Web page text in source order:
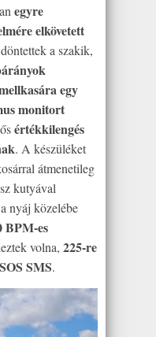
egyre
elkövetett
a szakik,
egy
monitort
értékkilengés
. A készüléket
átmenetileg
kutyával
nyáj közelébe
BPM-es
volna, 225-re
SOS SMS.